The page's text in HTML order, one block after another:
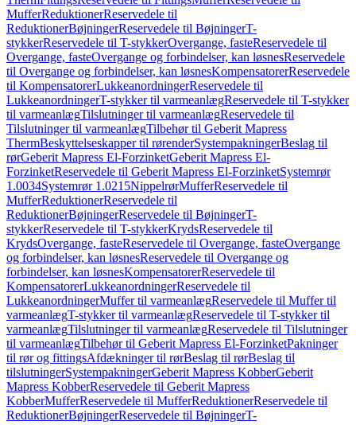
MufferReduktionerReservedele til
ReduktionerBøjningerReservedele til BøjningerT-
stykkerReservedele til T-stykkerOvergange, fasteReservedele til
Overgange, fasteOvergange og forbindelser, kan løsnesReservedele
til Overgange og forbindelser, kan løsnesKompensatorerReservedele
til KompensatorerLukkeanordningerReservedele til
LukkeanordningerT-stykker til varmeanlægReservedele til T-stykker
til varmeanlægTilslutninger til varmeanlægReservedele til
Tilslutninger til varmeanlægTilbehør til Geberit Mapress
ThermBeskyttelseskapper til rørenderSystempakningerBeslag til
rørGeberit Mapress El-ForzinketGeberit Mapress El-
ForzinketReservedele til Geberit Mapress El-ForzinketSystemrør
1.0034Systemrør 1.0215NippelrørMufferReservedele til
MufferReduktionerReservedele til
ReduktionerBøjningerReservedele til BøjningerT-
stykkerReservedele til T-stykkerKrydsReservedele til
KrydsOvergange, fasteReservedele til Overgange, fasteOvergange
og forbindelser, kan løsnesReservedele til Overgange og
forbindelser, kan løsnesKompensatorerReservedele til
KompensatorerLukkeanordningerReservedele til
LukkeanordningerMuffer til varmeanlægReservedele til Muffer til
varmeanlægT-stykker til varmeanlægReservedele til T-stykker til
varmeanlægTilslutninger til varmeanlægReservedele til Tilslutninger
til varmeanlægTilbehør til Geberit Mapress El-ForzinketPakninger
til rør og fittingsAfdækninger til rørBeslag til rørBeslag til
tilslutningerSystempakningerGeberit Mapress KobberGeberit
Mapress KobberReservedele til Geberit Mapress
KobberMufferReservedele til MufferReduktionerReservedele til
ReduktionerBøjningerReservedele til BøjningerT-